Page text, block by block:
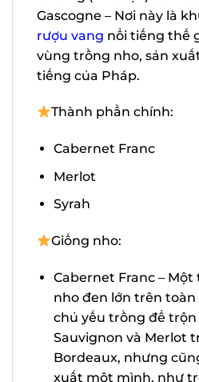
Gascogne – Nơi này là
rượu vang nổi tiếng thế
tên vùng trồng nho, sản
nổi tiếng của Pháp.
Thành phần chính:
Cabernet Franc
Merlot
Syrah
Giống nho:
Cabernet Franc –
giống nho đen lớn
Người ta chủ yếu
Cabernet Sauvignon
phong cách
thể được sản xuất